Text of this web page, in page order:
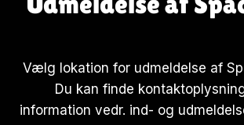
Vælg lokation for udmeldelse af
Du kan finde
information vedr. ind- og